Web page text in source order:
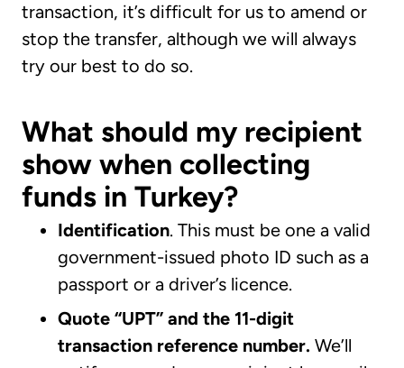
transaction, it’s difficult for us to amend or
stop the transfer, although we will always
try our best to do so.
What should my recipient
show when collecting
funds in Turkey?
Identification. This must be one a valid
government-issued photo ID such as a
passport or a driver’s licence.
Quote “UPT” and the 11-digit
transaction reference number. We’ll